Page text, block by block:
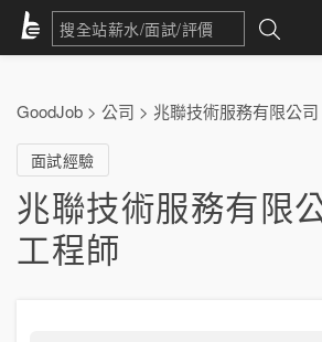
GoodJob > 公司 > 兆聯技術服務有限公司
面試經驗
兆聯技術服務有限
工程師